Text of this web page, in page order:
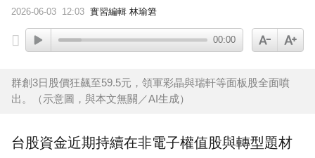
2026-06-03 12:03 實習編輯 林瑜䇹
00:00
群創3日股價狂飆至59.5元，領軍彩晶與瑞軒等面板股全面噴
出。（示意圖，與本文無關／AI生成）
台股資金近期持續在非電子權值股與轉型題材